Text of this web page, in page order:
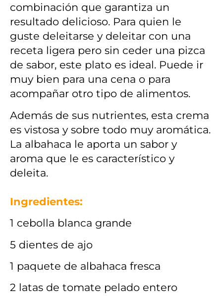
combinación que garantiza un
resultado delicioso. Para quien le
guste deleitarse y deleitar con una
receta ligera pero sin ceder una pizca
de sabor, este plato es ideal. Puede ir
muy bien para una cena o para
acompañar otro tipo de alimentos.
Además de sus nutrientes, esta crema
es vistosa y sobre todo muy aromática.
La albahaca le aporta un sabor y
aroma que le es característico y
deleita.
Ingredientes:
1 cebolla blanca grande
5 dientes de ajo
1 paquete de albahaca fresca
2 latas de tomate pelado entero